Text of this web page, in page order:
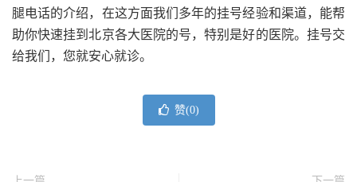
腿电话的介绍，在这方面我们多年的挂号经验和渠道，能帮
助你快速挂到北京各大医院的号，特别是好的医院。挂号交
给我们，您就安心就诊。
赞(0)